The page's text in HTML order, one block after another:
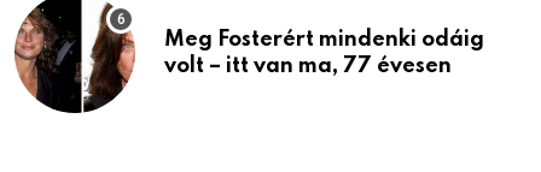
Meg Fosterért mindenki odáig
volt – itt van ma, 77 évesen